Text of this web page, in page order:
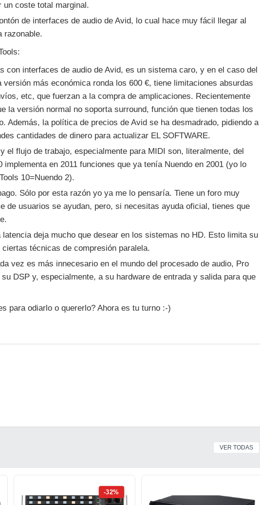
un coste total marginal.
de interfaces de audio de Avid, lo cual hace muy fácil llegar al
razonable.
con interfaces de audio de Avid, es un sistema caro, y en el caso del
versión más económica ronda los 600 €, tiene limitaciones absurdas
etc, que fuerzan a la compra de amplicaciones. Recientemente
la versión normal no soporta surround, función que tienen todas los
Además, la política de precios de Avid se ha desmadrado, pidiendo a
cantidades de dinero para actualizar EL SOFTWARE.
el flujo de trabajo, especialmente para MIDI son, literalmente, del
implementa en 2011 funciones que ya tenía Nuendo en 2001 (yo lo
10=Nuendo 2).
Sólo por esta razón yo ya me lo pensaría. Tiene un foro muy
de usuarios se ayudan, pero, si necesitas ayuda oficial, tienes que
deja mucho que desear en los sistemas no HD. Esto limita su
técnicas de compresión paralela.
vez es más innecesario en el mundo del procesado de audio, Pro
DSP y, especialmente, a su hardware de entrada y salida para que
para odiarlo o quererlo? Ahora es tu turno :-)
VER TODAS
-32%